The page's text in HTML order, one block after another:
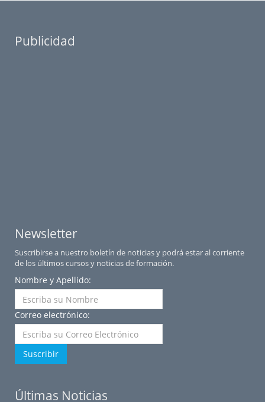
Publicidad
Newsletter
Suscribirse a nuestro boletín de noticias y podrá estar al corriente
de los últimos cursos y noticias de formación.
Nombre y Apellido:
Correo electrónico:
Suscribir
Últimas Noticias